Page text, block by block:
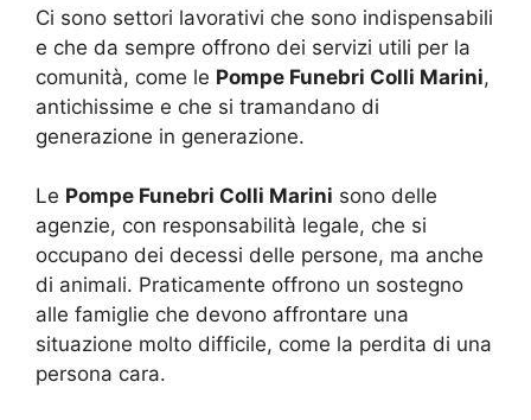
Ci sono settori lavorativi che sono indispensabili
e che da sempre offrono dei servizi utili per la
comunità, come le Pompe Funebri Colli Marini,
antichissime e che si tramandano di
generazione in generazione.
Le Pompe Funebri Colli Marini sono delle
agenzie, con responsabilità legale, che si
occupano dei decessi delle persone, ma anche
di animali. Praticamente offrono un sostegno
alle famiglie che devono affrontare una
situazione molto difficile, come la perdita di una
persona cara.